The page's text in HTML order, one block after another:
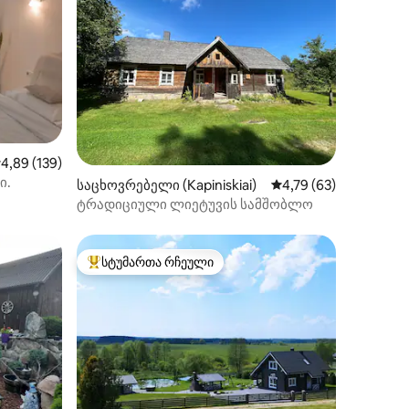
შეფასებაა 5‑დან 4,89, 139 მიმოხილვა
4,89 (139)
საცხოვრებელი (Kapiniskiai) საშუალო შეფასებაა
4,79 (63)
ტრადიციული ლიეტუვის სამშობლო
სტუმართა რჩეული მოწინავე ვარიანტი
სტუმართა რჩეული